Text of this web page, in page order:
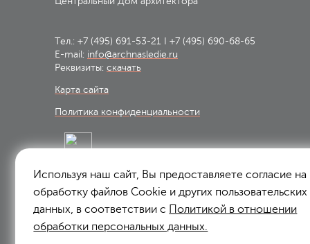
Тел.: +7 (495) 691-53-21
+7 (495) 690-68-65
E-mail: info@archnasledie.ru
Реквизиты: скачать
Карта сайта
Политика конфиденциальности
Подписаться на рассылку:
Подписаться
Я согласен на
Используя наш сайт, Вы предоставляете согласие на
обработку файлов Сookie и других пользовательских
данных, в соответствии с Политикой в отношении
обработки персональных данных.